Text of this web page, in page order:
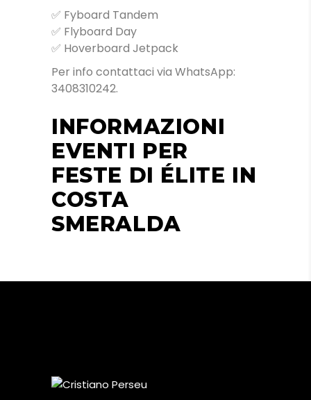
✅ Fyboard Tandem
✅ Flyboard Day
✅ Hoverboard Jetpack
Per info contattaci via WhatsApp:
3408310242.
INFORMAZIONI
EVENTI PER
FESTE DI ÉLITE IN
COSTA
SMERALDA